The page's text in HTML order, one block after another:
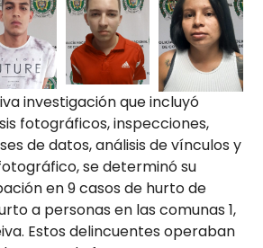
investigación que incluyó
fotográficos, inspecciones,
de datos, análisis de vínculos y
se determinó su
en 9 casos de hurto de
a personas en las comunas 1,
Estos delincuentes operaban